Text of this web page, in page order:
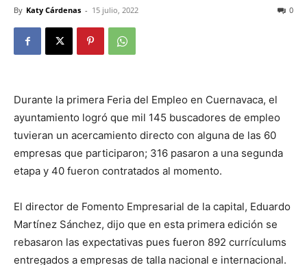
By Katy Cárdenas - 15 julio, 2022 0
Durante la primera Feria del Empleo en Cuernavaca, el
ayuntamiento logró que mil 145 buscadores de empleo
tuvieran un acercamiento directo con alguna de las 60
empresas que participaron; 316 pasaron a una segunda
etapa y 40 fueron contratados al momento.
El director de Fomento Empresarial de la capital, Eduardo
Martínez Sánchez, dijo que en esta primera edición se
rebasaron las expectativas pues fueron 892 currículums
entregados a empresas de talla nacional e internacional.